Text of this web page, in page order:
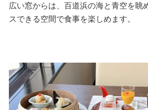
広い窓からは、百道浜の海と青空を眺
スできる空間で食事を楽しめます。